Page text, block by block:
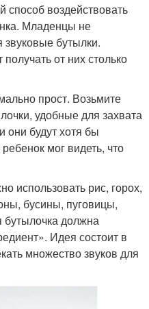
способ воздействовать
Младенцы не
бутылки.
от них столько
прост. Возьмите
удобные для захвата
они будут хотя бы
мог видеть, что
использовать рис, горох,
бусины, пуговицы,
бутылочка должна
Идея состоит в
множество звуков для